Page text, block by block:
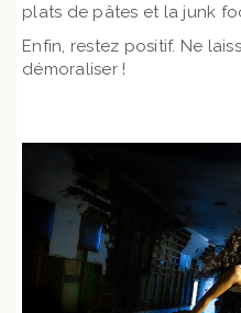
plats de pâtes et la junk
Enfin, restez positif. Ne
démoraliser !